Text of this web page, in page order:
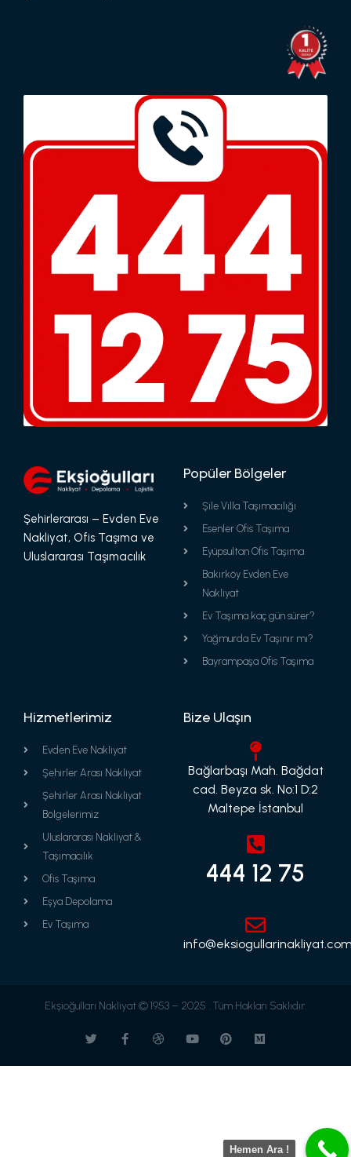
Şehirlerarası – Evden Eve
Nakliyat, Ofis Taşıma ve
Uluslararası Taşımacılık
Popüler Bölgeler
Şile Villa Taşımacılığı
Esenler Ofis Taşıma
Eyüpsultan Ofis Taşıma
Bakırköy Evden Eve
Nakliyat
Ev Taşıma kaç gün sürer?
Yağmurda Ev Taşınır mı?
Bayrampaşa Ofis Taşıma
Hizmetlerimiz
Evden Eve Nakliyat
Şehirler Arası Nakliyat
Şehirler Arası Nakliyat
Bölgelerimiz
Uluslararası Nakliyat &
Taşımacılık
Ofis Taşıma
Eşya Depolama
Ev Taşıma
Bize Ulaşın
Bağlarbaşı Mah. Bağdat
cad. Beyza sk. No:1 D:2
Maltepe İstanbul
444 12 75
Ekşioğulları Nakliyat © 1953 – 2025 . Tüm Hakları Saklıdır.
Hemen Ara !